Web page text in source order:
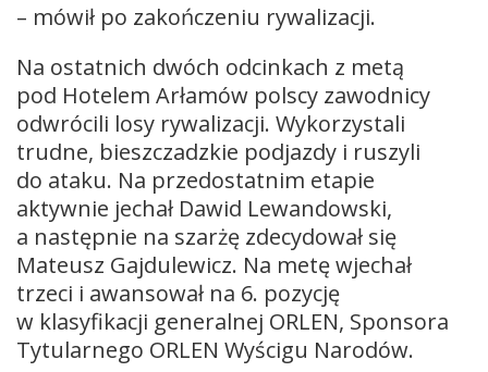
– mówił po zakończeniu rywalizacji.
Na ostatnich dwóch odcinkach z metą
pod Hotelem Arłamów polscy zawodnicy
odwrócili losy rywalizacji. Wykorzystali
trudne, bieszczadzkie podjazdy i ruszyli
do ataku. Na przedostatnim etapie
aktywnie jechał Dawid Lewandowski,
a następnie na szarżę zdecydował się
Mateusz Gajdulewicz. Na metę wjechał
trzeci i awansował na 6. pozycję
w klasyfikacji generalnej ORLEN, Sponsora
Tytularnego ORLEN Wyścigu Narodów.